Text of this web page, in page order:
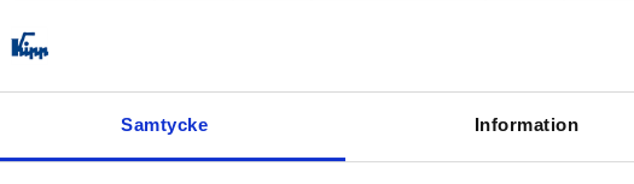
Samtycke Information
40
63 — — B polerat 20 —